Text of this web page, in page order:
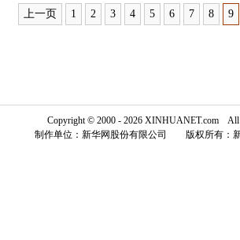
上一页 1 2 3 4 5 6 7 8 9
Copyright © 2000 - 2026 XINHUANET.com All
制作单位：新华网股份有限公司 版权所有：新